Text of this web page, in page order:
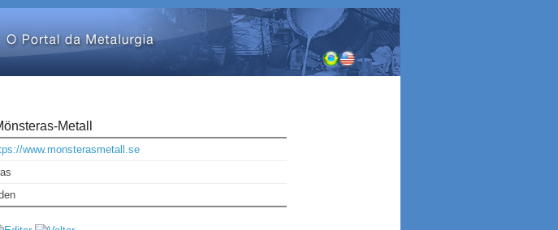
Metall
www.monsterasmetall.se